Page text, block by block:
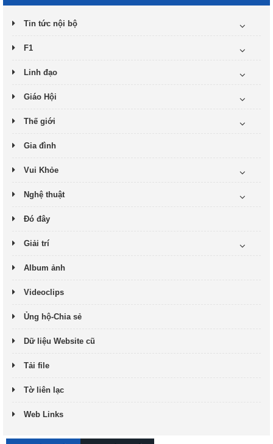
Tin tức nội bộ
F1
Linh đạo
Giáo Hội
Thế giới
Gia đình
Vui Khỏe
Nghệ thuật
Đó đây
Giải trí
Album ảnh
Videoclips
Ủng hộ-Chia sẻ
Dữ liệu Website cũ
Tải file
Tờ liên lạc
Web Links